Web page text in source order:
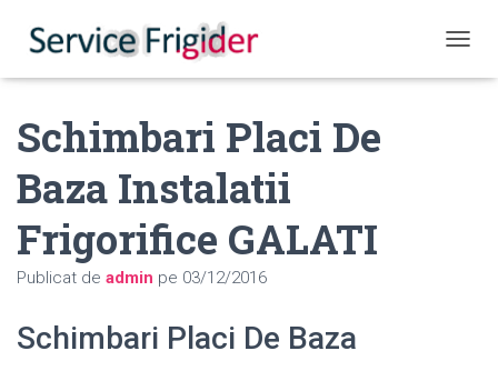
Schimbari Placi De
Baza Instalatii
Frigorifice GALATI
Publicat de admin pe 03/12/2016
Schimbari Placi De Baza